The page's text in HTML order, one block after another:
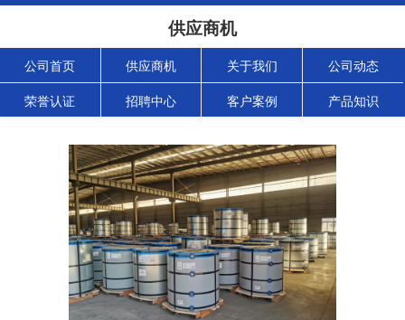
供应商机
公司首页 供应商机 关于我们 公司动态
荣誉认证 招聘中心 客户案例 产品知识